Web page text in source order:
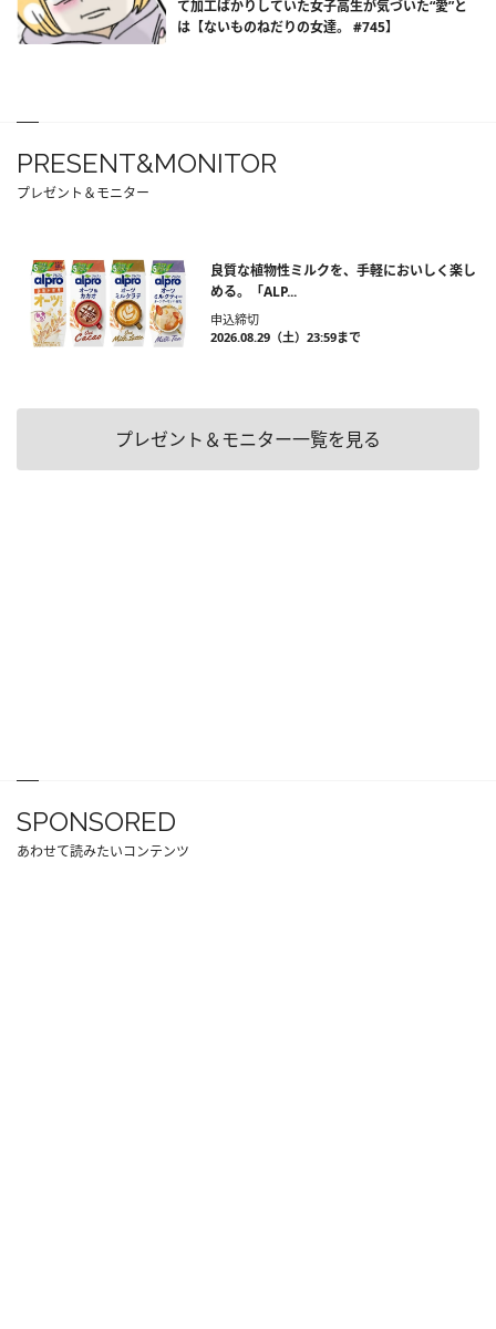
て加工ばかりしていた女子高生が気づいた“愛”と
は【ないものねだりの女達。 #745】
PRESENT&MONITOR
プレゼント＆モニター
良質な植物性ミルクを、手軽においしく楽し
める。「ALP...
申込締切
2026.08.29（土）23:59まで
プレゼント＆モニター一覧を見る
SPONSORED
あわせて読みたいコンテンツ